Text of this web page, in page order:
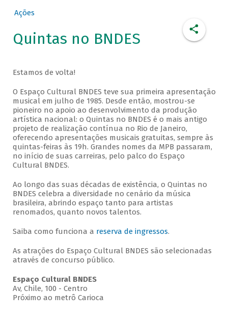
Ações
Quintas no BNDES
Estamos de volta!
O Espaço Cultural BNDES teve sua primeira apresentação
musical em julho de 1985. Desde então, mostrou-se
pioneiro no apoio ao desenvolvimento da produção
artística nacional: o Quintas no BNDES é o mais antigo
projeto de realização contínua no Rio de Janeiro,
oferecendo apresentações musicais gratuitas, sempre às
quintas-feiras às 19h. Grandes nomes da MPB passaram,
no início de suas carreiras, pelo palco do Espaço
Cultural BNDES.
Ao longo das suas décadas de existência, o Quintas no
BNDES celebra a diversidade no cenário da música
brasileira, abrindo espaço tanto para artistas
renomados, quanto novos talentos.
Saiba como funciona a reserva de ingressos.
As atrações do Espaço Cultural BNDES são selecionadas
através de concurso público.
Espaço Cultural BNDES
Av, Chile, 100 - Centro
Próximo ao metrô Carioca